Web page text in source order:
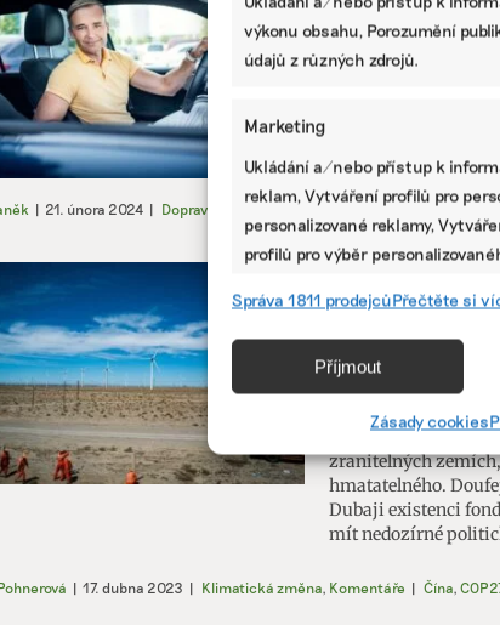
výkonu obsahu, Porozumění
údajů z různých zdrojů.
Marketing
Ukládání a/nebo přístup k
reklam, Vytváření profilů pro
personalizované reklamy,
profilů pro výběr
Přiřazování a kombinování údajů
zařízení, Identifikace zařízení
Používání přesných údajů o
aktivně vyžádaných informací.
Správa 1811 prodejcůPřečtěte si
Příjmout
Zásady cookies
přinese rok
Oblast
elektromobilitě.
| 21. února 2024 | Doprava Komentáře baterie , Čína , elektroauta,
Konference
jasno v tom,
Poslední klimatická
Šarm aš-Šajchu
speciální fond
způsobených
zranitelných
hmatatelného.
Dubaji existenci
mít nedozírné
| 17. dubna 2023 | Klimatická změna Komentáře | Čína